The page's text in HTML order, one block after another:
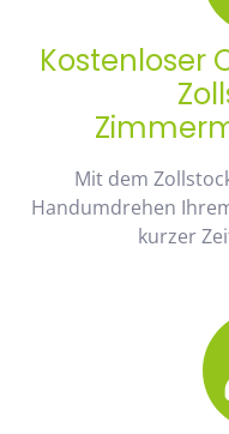
Kostenloser
Mit dem
Handumdrehen
kurzer